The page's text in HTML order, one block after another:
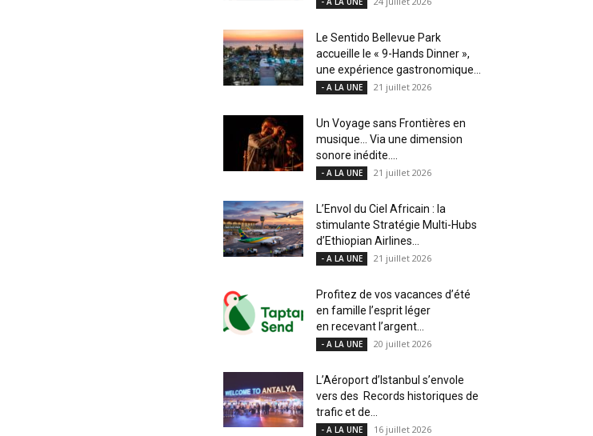
Le Sentido Bellevue Park
accueille le « 9-Hands Dinner »,
une expérience gastronomique...
- A LA UNE 21 juillet 2026
Un Voyage sans Frontières en
musique… Via une dimension
sonore inédite....
- A LA UNE 21 juillet 2026
L’Envol du Ciel Africain : la
stimulante Stratégie Multi-Hubs
d’Ethiopian Airlines...
- A LA UNE 21 juillet 2026
Profitez de vos vacances d’été
en famille l’esprit léger
en recevant l’argent...
- A LA UNE 20 juillet 2026
L’Aéroport d’Istanbul s’envole
vers des Records historiques de
trafic et de...
- A LA UNE 16 juillet 2026